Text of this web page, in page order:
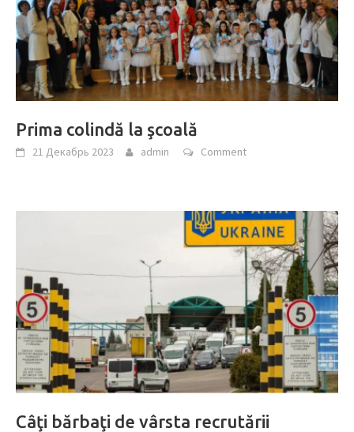
Prima colindă la şcoală
21 Декабрь 2023 admin Comment
Câţi bărbaţi de vârsta recrutării